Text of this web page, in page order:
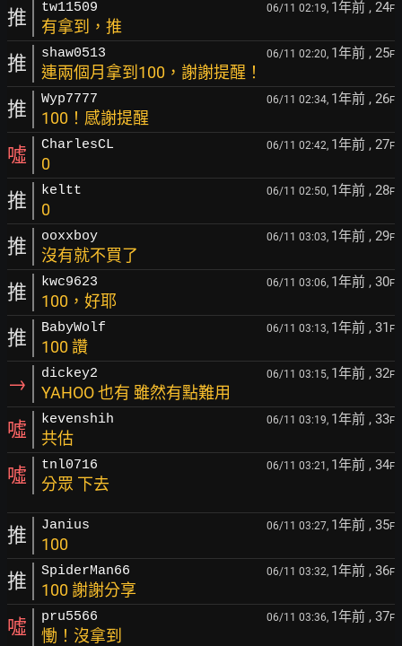
推 tw11509 06/11 02:19, 1年前 , 24F
有拿到，推
推 shaw0513 06/11 02:20, 1年前 , 25F
連兩個月拿到100，謝謝提醒！
推 Wyp7777 06/11 02:34, 1年前 , 26F
100！感謝提醒
噓 CharlesCL 06/11 02:42, 1年前 , 27F
0
推 keltt 06/11 02:50, 1年前 , 28F
0
推 ooxxboy 06/11 03:03, 1年前 , 29F
沒有就不買了
推 kwc9623 06/11 03:06, 1年前 , 30F
100，好耶
推 BabyWolf 06/11 03:13, 1年前 , 31 F
100 讚
→ dickey2 06/11 03:15, 1年前 , 32F
YAHOO 也有 雖然有點難用
噓 kevenshih 06/11 03:19, 1年前 , 33F
共估
噓 tnl0716 06/11 03:21, 1年前 , 34F
分眾 下去
推 Janius 06/11 03:27, 1年前 , 35F
100
推 SpiderMan66 06/11 03:32, 1年前 , 36F
100 謝謝分享
噓 pru5566 06/11 03:36, 1年前 , 37F
慟！沒拿到